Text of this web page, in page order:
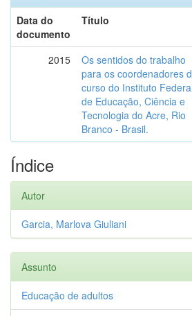
Data do
documento
Título
2015
Os sentidos do trabalho
para os coordenadores
curso do Instituto Federal
de Educação, Ciência e
Tecnologia do Acre, Rio
Branco - Brasil.
Índice
Autor
Garcia, Marlova Giuliani
Assunto
Educação de adultos